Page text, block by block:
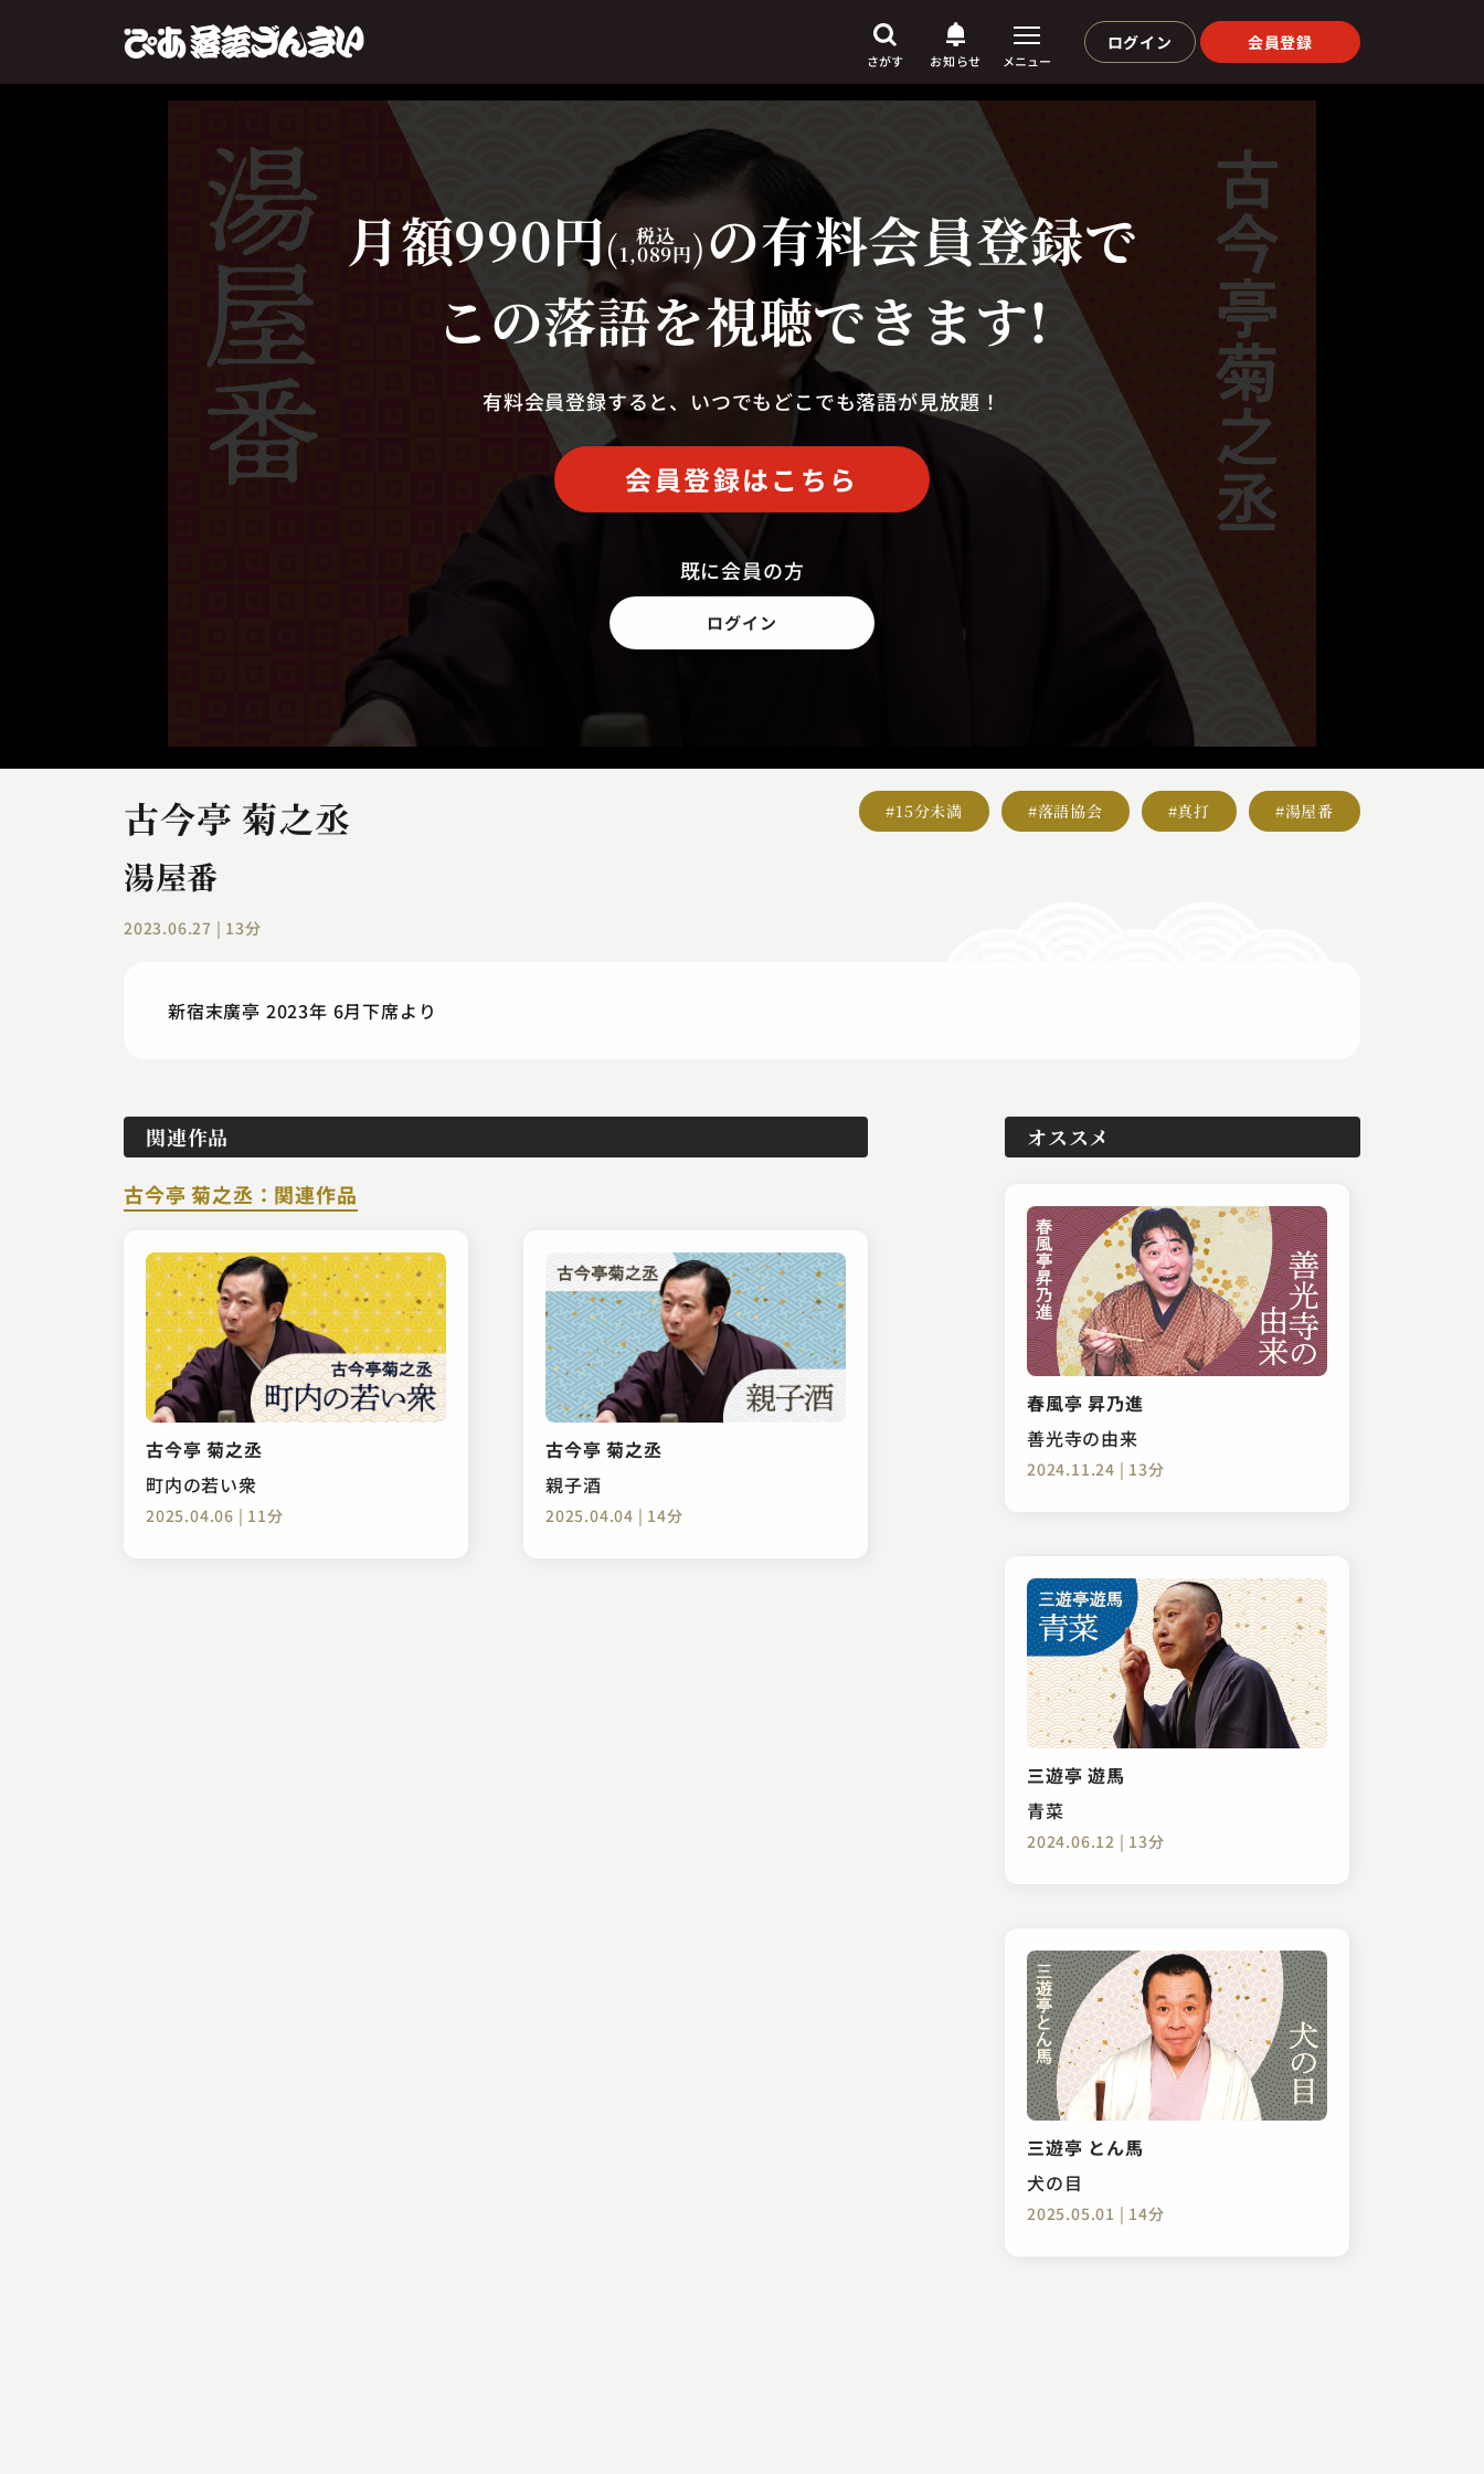
さがす
芸人からさがす
演目
上演時間からさがす
お知らせ メニュー
ログイン 会員登録
月額990円( 税込
1,089円)の有料会員登録で
この落語を視聴できます!
有料会員登録すると、いつでもどこでも落語が見放題！
会員登録はこちら
既に会員の方
ログイン
古今亭 菊之丞
湯屋番
2023.06.27 | 13分
#15分未満 #落語協会 #真打 #湯屋番
新宿末廣亭 2023年 6月下席より
関連作品
古今亭 菊之丞：関連作品
古今亭 菊之丞
町内の若い衆
2025.04.06 | 11分
古今亭 菊之丞
親子酒
2025.04.04 | 14分
オススメ
春風亭 昇乃進
善光寺の由来
2024.11.24 | 13分
三遊亭 遊馬
青菜
2024.06.12 | 13分
三遊亭 とん馬
犬の目
2025.05.01 | 14分